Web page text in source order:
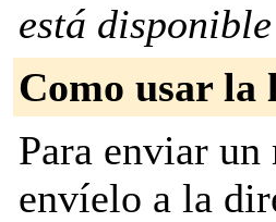
está
Como usar la
Para enviar
envíelo a la